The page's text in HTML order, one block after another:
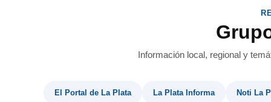
Información local, regional y
El Portal de La Plata La Plata Informa Noti La